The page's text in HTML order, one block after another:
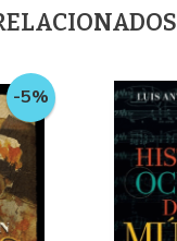
-5%